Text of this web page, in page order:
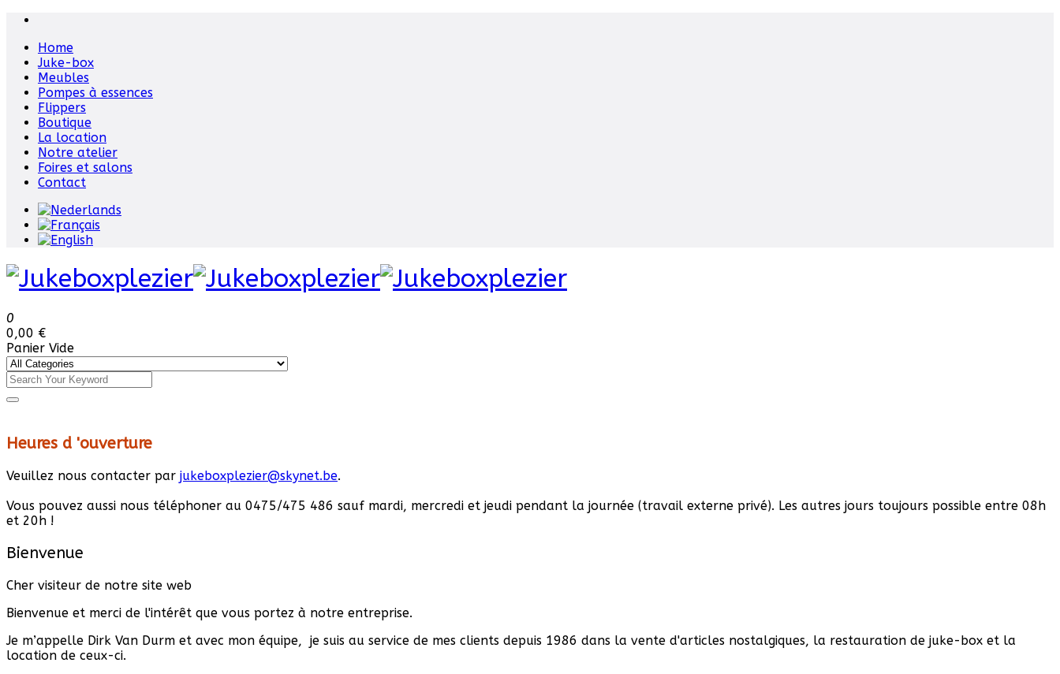
Home
Juke-box
Meubles
Pompes à essences
Flippers
Boutique
La location
Notre atelier
Foires et salons
Contact
0
0,00 €
Panier Vide
Heures d 'ouverture
Veuillez nous contacter par jukeboxplezier@skynet.be.
Vous pouvez aussi nous téléphoner au 0475/475 486 sauf mardi, mercredi et jeudi pendant la journée (travail externe privé). Les autres jours toujours possible entre 08h
et 20h !
Bienvenue
Cher visiteur de notre site web
Bienvenue et merci de l'intérêt que vous portez à notre entreprise.
Je m’appelle Dirk Van Durm et avec mon équipe, je suis au service de mes clients depuis 1986 dans la vente d'articles nostalgiques, la restauration de juke-box et la
location de ceux-ci.